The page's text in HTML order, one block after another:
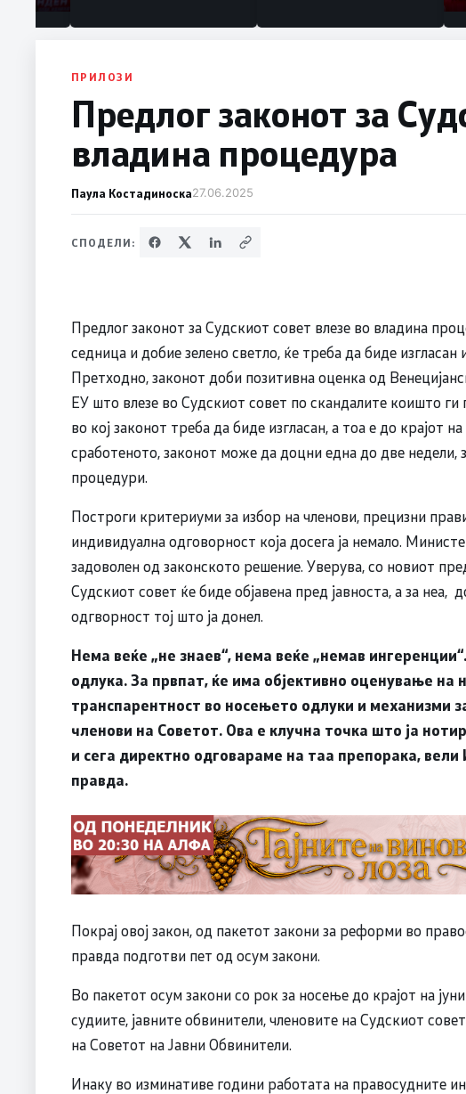
ПРИЛОЗИ
Предлог законот за
владина процедура
Паула Костадиноска27.06.2025
СПОДЕЛИ:
Предлог законот за Судскиот совет влезе во владина
седница и добие зелено светло, ќе треба да биде
Претходно, законот доби позитивна оценка од
ЕУ што влезе во Судскиот совет по скандалите коишто ги
во кој законот треба да биде изгласан, а тоа е до крајот
сработеното, законот може да доцни една до две недели,
процедури.
Построги критериуми за избор на членови, прецизни
индивидуална одговорност која досега ја немало.
задоволен од законското решение. Уверува, со новиот
Судскиот совет ќе биде објавена пред јавноста, а за неа,
одгворност тој што ја донел.
Нема веќе „не знаев“, нема веќе „немав
одлука. За првпат, ќе има објективно оценување на
транспарентност во носењето одлуки и механизми
членови на Советот. Ова е клучна точка што ја
и сега директно одговараме на таа препорака,
правда.
Покрај овој закон, од пакетот закони за реформи во
правда подготви пет од осум закони.
Во пакетот осум закони со рок за носење до крајот на
судиите, јавните обвинители, членовите на Судскиот
на Советот на Јавни Обвинители.
Инаку во изминативе години работата на правосудните